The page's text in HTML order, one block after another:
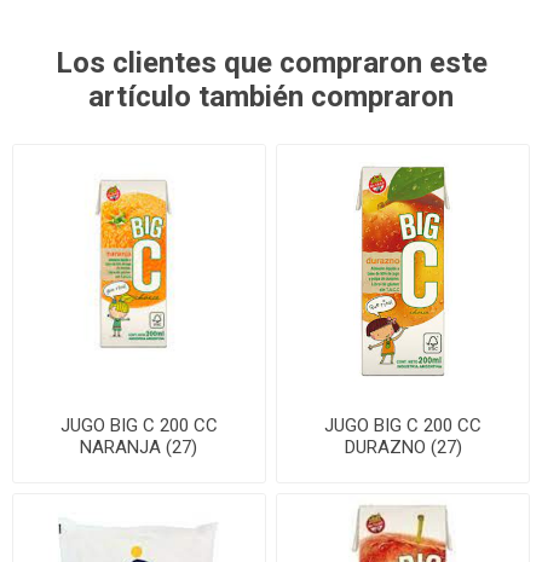
Los clientes que compraron este
artículo también compraron
JUGO BIG C 200 CC
NARANJA (27)
JUGO BIG C 200 CC
DURAZNO (27)